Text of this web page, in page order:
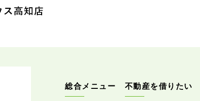
総合メニュー 不動産を借りたい